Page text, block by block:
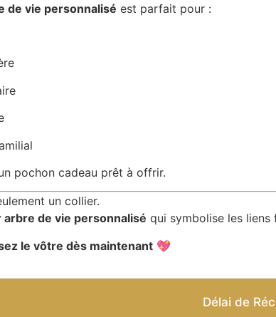
de vie personnalisé est parfait pour :
pochon cadeau prêt à offrir.
un collier.
arbre de vie personnalisé qui symbolise les liens
le vôtre dès maintenant 💖
Délai de